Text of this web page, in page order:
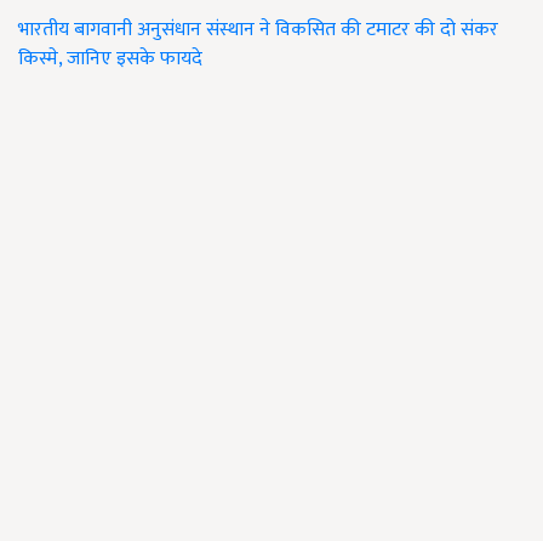
भारतीय बागवानी अनुसंधान संस्थान ने विकसित की टमाटर की दो संकर
किस्मे, जानिए इसके फायदे